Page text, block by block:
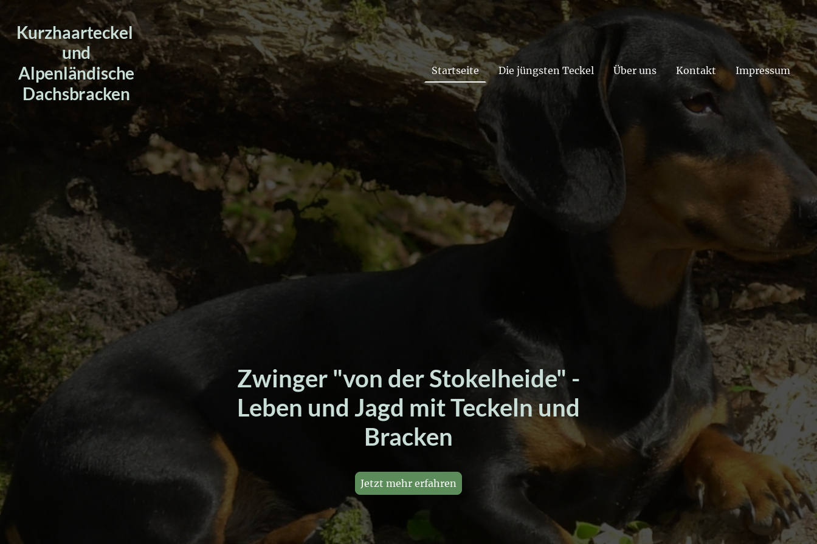
Kurzhaarteckel
und
Alpenländische
Dachsbracken
Startseite Die jüngsten Teckel Über uns Kontakt Impressum
Zwinger "von der Stokelheide" -
Leben und Jagd mit Teckeln und
Bracken
Jetzt mehr erfahren